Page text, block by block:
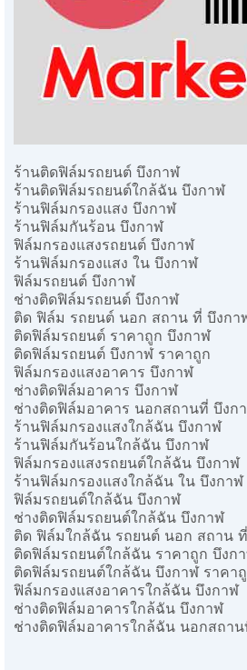
ร้านติดฟิล์มรถยนต์ บึงกาฬ
ร้านติดฟิล์มรถยนต์ใกล้ฉัน บึงกาฬ
ร้านฟิล์มกรองแสง บึงกาฬ
ร้านฟิล์มกันร้อน บึงกาฬ
ฟิล์มกรองแสงรถยนต์ บึงกาฬ
ร้านฟิล์มกรองแสง ใน บึงกาฬ
ฟิล์มรถยนต์ บึงกาฬ
ช่างติดฟิล์มรถยนต์ บึงกาฬ
ติด ฟิล์ม รถยนต์ นอก สถาน ที่ บึงกา
ติดฟิล์มรถยนต์ ราคาถูก บึงกาฬ
ติดฟิล์มรถยนต์ บึงกาฬ ราคาถูก
ฟิล์มกรองแสงอาคาร บึงกาฬ
ช่างติดฟิล์มอาคาร บึงกาฬ
ช่างติดฟิล์มอาคาร นอกสถานที่ บึงก
ร้านฟิล์มกรองแสงใกล้ฉัน บึงกาฬ
ร้านฟิล์มกันร้อนใกล้ฉัน บึงกาฬ
ฟิล์มกรองแสงรถยนต์ใกล้ฉัน บึงกาฬ
ร้านฟิล์มกรองแสงใกล้ฉัน ใน บึงกาฬ
ฟิล์มรถยนต์ใกล้ฉัน บึงกาฬ
ช่างติดฟิล์มรถยนต์ใกล้ฉัน บึงกาฬ
ติด ฟิล์มใกล้ฉัน รถยนต์ นอก สถาน
ติดฟิล์มรถยนต์ใกล้ฉัน ราคาถูก บึงก
ติดฟิล์มรถยนต์ใกล้ฉัน บึงกาฬ ราคา
ฟิล์มกรองแสงอาคารใกล้ฉัน บึงกาฬ
ช่างติดฟิล์มอาคารใกล้ฉัน บึงกาฬ
ช่างติดฟิล์มอาคารใกล้ฉัน นอกสถา